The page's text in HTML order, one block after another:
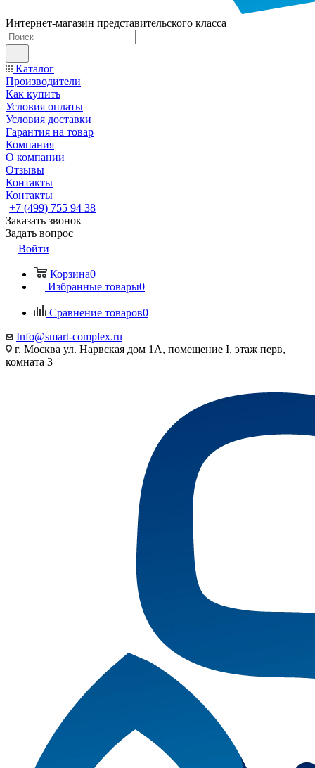
Интернет-магазин представительского класса
Каталог
Производители
Как купить
Условия оплаты
Условия доставки
Гарантия на товар
Компания
О компании
Отзывы
Контакты
Контакты
+7 (499) 755 94 38
Заказать звонок
Задать вопрос
Войти
Корзина0
Избранные товары0
Сравнение товаров0
Info@smart-complex.ru
г. Москва ул. Нарвская дом 1А, помещение I, этаж перв,
комната 3